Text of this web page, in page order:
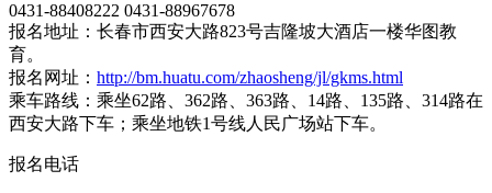
0431-88408222 0431-88967678
报名地址：长春市西安大路823号吉隆坡大酒店一楼华图教
育。
报名网址： http://bm.huatu.com/zhaosheng/jl/gkms.html
乘车路线：乘坐62路、362路、363路、14路、135路、314路在
西安大路下车；乘坐地铁1号线人民广场站下车。
报名电话